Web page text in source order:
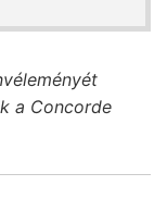
a Concorde